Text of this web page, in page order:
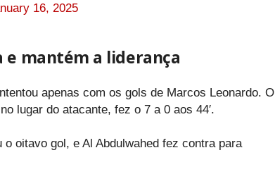
16, 2025
e mantém a liderança
apenas com os gols de Marcos Leonardo. O
lugar do atacante, fez o 7 a 0 aos 44′.
oitavo gol, e Al Abdulwahed fez contra para